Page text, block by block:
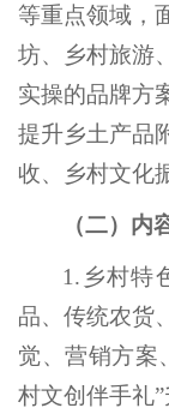
等重点领域，
坊、乡村旅游
实操的品牌方
提升乡土产品
收、乡村文化
（二）内
1.乡村特
品、传统农货
觉、营销方案
村文创伴手礼”